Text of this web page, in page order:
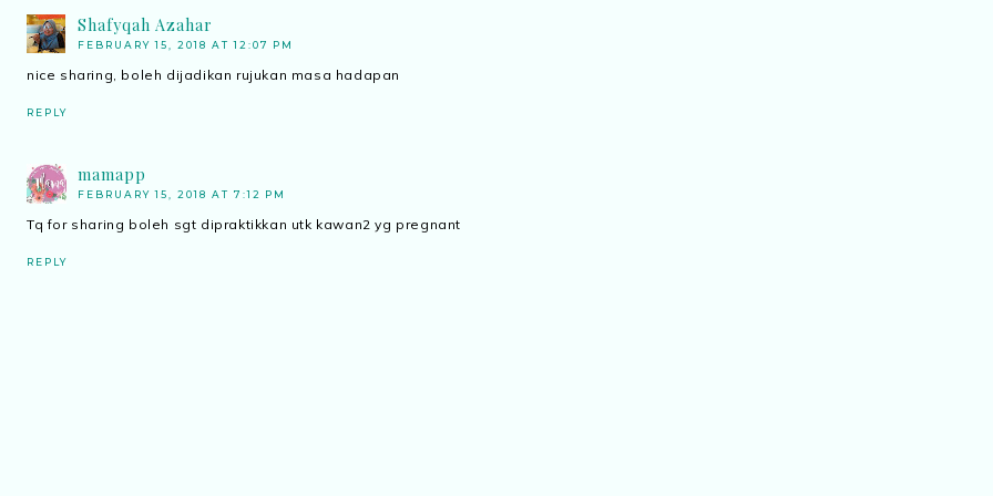
Shafyqah Azahar
FEBRUARY 15, 2018 AT 12:07 PM
nice sharing, boleh dijadikan rujukan masa hadapan
REPLY
mamapp
FEBRUARY 15, 2018 AT 7:12 PM
Tq for sharing boleh sgt dipraktikkan utk kawan2 yg pregnant
REPLY